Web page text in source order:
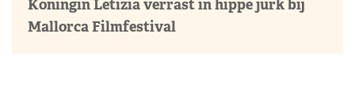
Koningin Letizia verrast in hippe jurk bij
Mallorca Filmfestival